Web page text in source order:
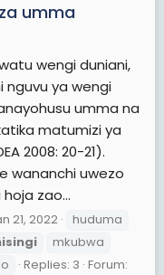
umma
wengi duniani,
nguvu ya wengi
umma na
matumizi ya
2008: 20-21).
wananchi uwezo
zao...
21, 2022
huduma
mkubwa
Replies: 3 Forum: